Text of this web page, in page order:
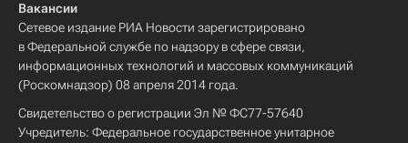
Вакансии
Сетевое издание РИА Новости зарегистрировано
в Федеральной службе по надзору в сфере связи,
информационных технологий и массовых коммуникаций
(Роскомнадзор) 08 апреля 2014 года.
Свидетельство о регистрации Эл № ФС77-57640
Учредитель: Федеральное государственное унитарное